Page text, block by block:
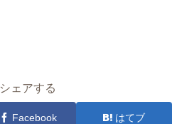
シェアする
Facebook はてブ